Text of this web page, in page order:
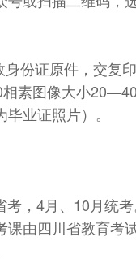
份证原件，交复
素图像大小
业证照片）。
考，4月、10月统
课由四川省教育考